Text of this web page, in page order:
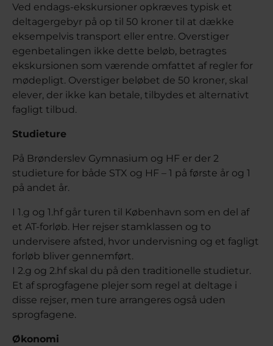
Ved endags-ekskursioner opkræves typisk et
deltagergebyr på op til 50 kroner til at dække
eksempelvis transport eller entre. Overstiger
egenbetalingen ikke dette beløb, betragtes
ekskursionen som værende omfattet af regler for
mødepligt. Overstiger beløbet de 50 kroner, skal
elever, der ikke kan betale, tilbydes et alternativt
fagligt tilbud.
Studieture
På Brønderslev Gymnasium og HF er der 2
studieture for både STX og HF – 1 på første år og 1
på andet år.
I 1.g og 1.hf går turen til København som en del af
et AT-forløb. Her rejser stamklassen og to
undervisere afsted, hvor undervisning og et fagligt
forløb bliver gennemført.
I 2.g og 2.hf skal du på den traditionelle studietur.
Et af sprogfagene plejer som regel at deltage i
disse rejser, men ture arrangeres også uden
sprogfagene.
Økonomi